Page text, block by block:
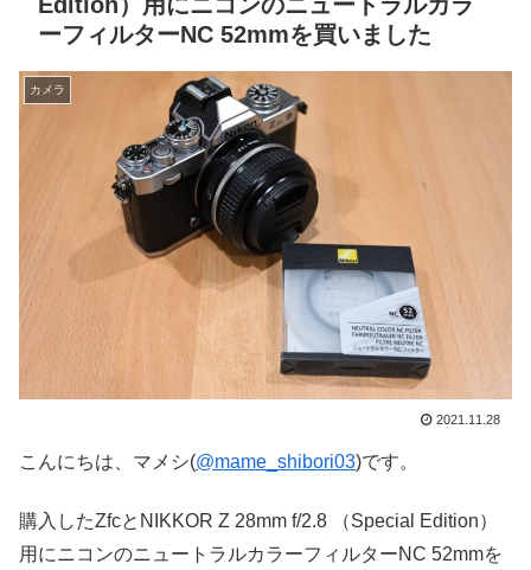
ーフィルターNC 52mmを買いました
カメラ
2021.11.28
こんにちは、マメシ(@mame_shibori03)です。
購入したZfcとNIKKOR Z 28mm f/2.8 （Special Edition）
用にニコンのニュートラルカラーフィルターNC 52mmを